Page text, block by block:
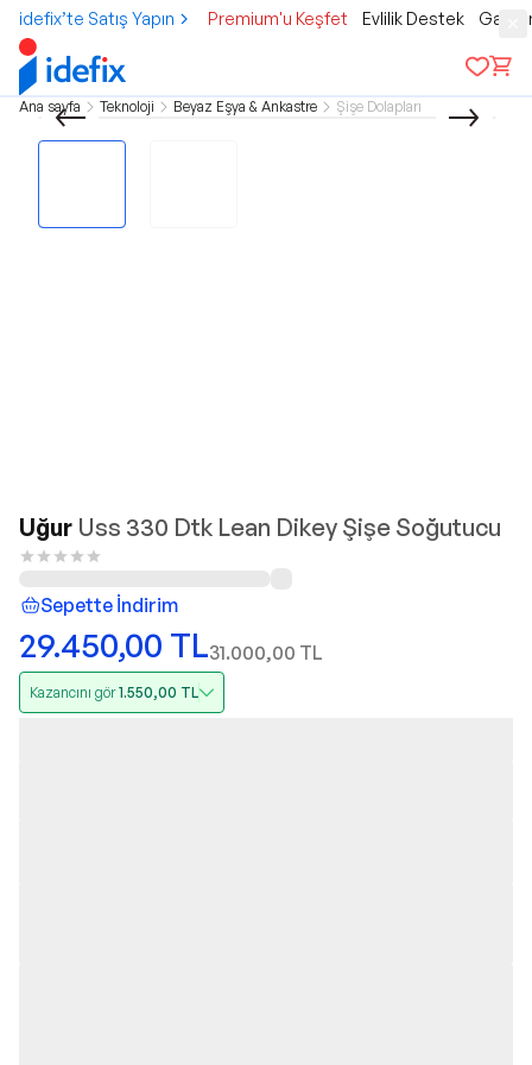
idefix’te Satış Yapın Premium'u Keşfet Evlilik Destek
Ana sayfa Teknoloji Beyaz Eşya & Ankastre Şişe Dolapları
Uğur Uss 330 Dtk Lean Dikey Şişe Soğutucu
Sepette İndirim
29.450,00 TL31.000,00 TL
Kazancını gör1.550,00 TL